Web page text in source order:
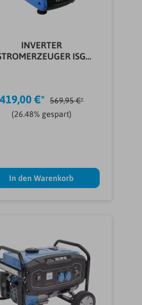
INVERTER
ISG
419,00 €* 569,95 €*
(26.48% gespart)
In den Warenkorb